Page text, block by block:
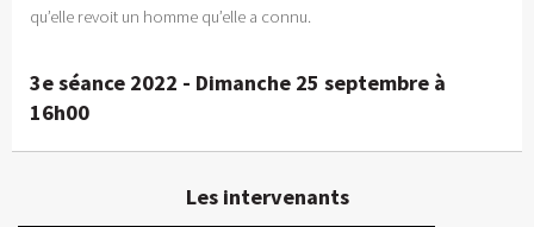
qu’elle revoit un homme qu’elle a connu.
3e séance 2022 - Dimanche 25 septembre à
16h00
Les intervenants